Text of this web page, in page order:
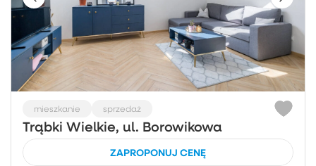
mieszkanie sprzedaż
Trąbki Wielkie, ul. Borowikowa
ZAPROPONUJ CENĘ